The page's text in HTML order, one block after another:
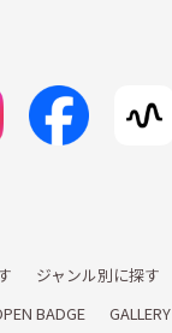
ジャンル別に探す
BADGE GALLERY